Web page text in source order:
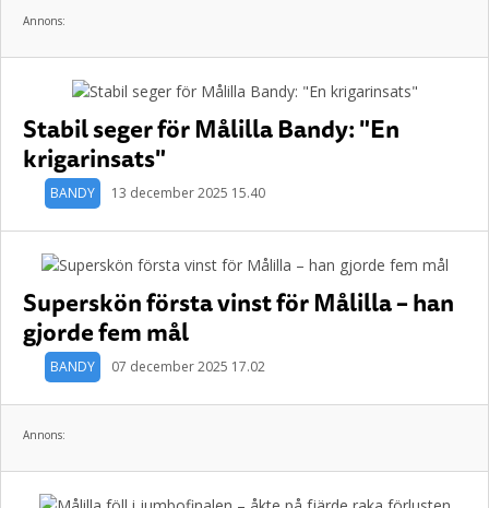
Annons:
Stabil seger för Målilla Bandy: "En
krigarinsats"
BANDY 13 december 2025 15.40
Superskön första vinst för Målilla – han
gjorde fem mål
BANDY 07 december 2025 17.02
Annons: